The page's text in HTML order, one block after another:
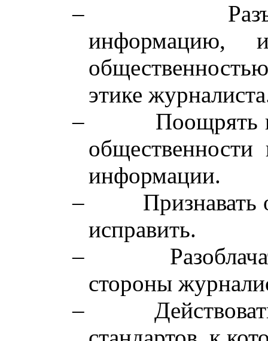
–
информацию,
этике
–
Поощрять
общественности
информации.
–
исправить.
–
стороны
–